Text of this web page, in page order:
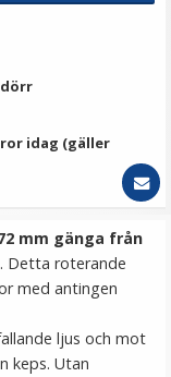
större
idag (gäller
mm gänga från
Detta roterande
med antingen
ljus och mot
keps. Utan